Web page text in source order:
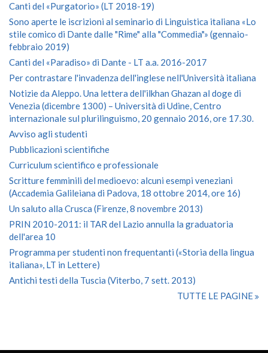
Canti del «Purgatorio» (LT 2018-19)
Sono aperte le iscrizioni al seminario di Linguistica italiana «Lo
stile comico di Dante dalle "Rime" alla "Commedia"» (gennaio-
febbraio 2019)
Canti del «Paradiso» di Dante - LT a.a. 2016-2017
Per contrastare l'invadenza dell'inglese nell'Università italiana
Notizie da Aleppo. Una lettera dell'ilkhan Ghazan al doge di
Venezia (dicembre 1300) – Università di Udine, Centro
internazionale sul plurilinguismo, 20 gennaio 2016, ore 17.30.
Avviso agli studenti
Pubblicazioni scientifiche
Curriculum scientifico e professionale
Scritture femminili del medioevo: alcuni esempi veneziani
(Accademia Galileiana di Padova, 18 ottobre 2014, ore 16)
Un saluto alla Crusca (Firenze, 8 novembre 2013)
PRIN 2010-2011: il TAR del Lazio annulla la graduatoria
dell'area 10
Programma per studenti non frequentanti («Storia della lingua
italiana», LT in Lettere)
Antichi testi della Tuscia (Viterbo, 7 sett. 2013)
TUTTE LE PAGINE